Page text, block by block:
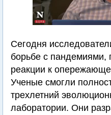
Сегодня
борьбе с пандемиями,
реакции к
Ученые смогли
трехлетний
лаборатории. Они